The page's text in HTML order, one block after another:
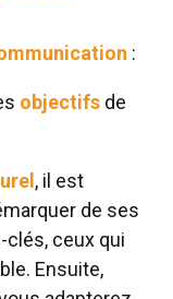
:
objectifs de
, il est
de ses
ceux qui
Ensuite,